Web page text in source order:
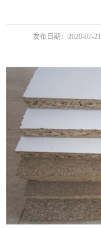
发布日期：2020-07-21